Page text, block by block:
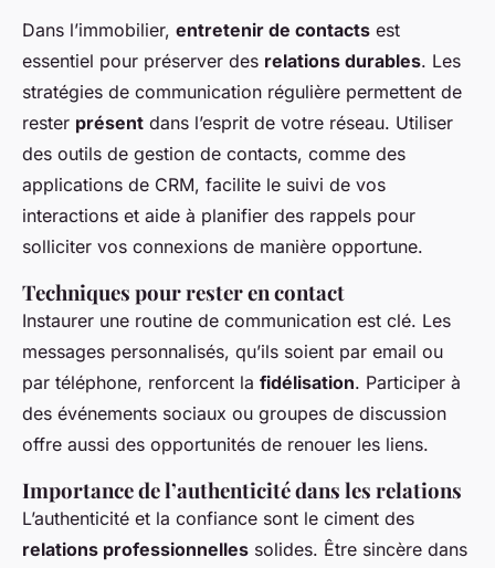
Dans l’immobilier, entretenir de contacts est
essentiel pour préserver des relations durables. Les
stratégies de communication régulière permettent de
rester présent dans l’esprit de votre réseau. Utiliser
des outils de gestion de contacts, comme des
applications de CRM, facilite le suivi de vos
interactions et aide à planifier des rappels pour
solliciter vos connexions de manière opportune.
Techniques pour rester en contact
Instaurer une routine de communication est clé. Les
messages personnalisés, qu’ils soient par email ou
par téléphone, renforcent la fidélisation. Participer à
des événements sociaux ou groupes de discussion
offre aussi des opportunités de renouer les liens.
Importance de l’authenticité dans les relations
L’authenticité et la confiance sont le ciment des
relations professionnelles solides. Être sincère dans